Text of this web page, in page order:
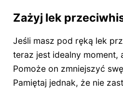
Zażyj lek
Jeśli masz pod ręką lek
teraz jest idealny moment,
Pomoże on zmniejszyć
Pamiętaj jednak, że nie